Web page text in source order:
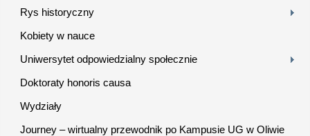
Rys historyczny
Kobiety w nauce
Uniwersytet odpowiedzialny społecznie
Doktoraty honoris causa
Wydziały
Journey – wirtualny przewodnik po Kampusie UG w Oliwie